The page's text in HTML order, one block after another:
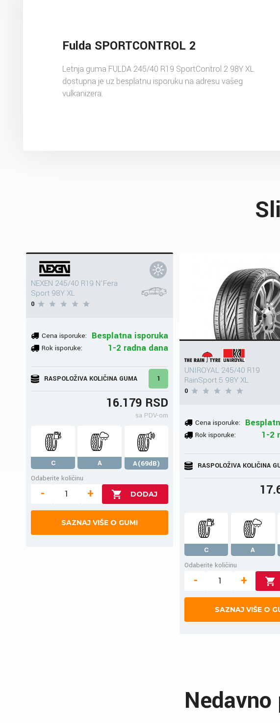
Fulda SPORTCONTROL 2
Letnja guma FULDA 245/40 R19 SportControl 2 98Y XL
dostupna je uz besplatnu isporuku na adresu vašeg
vulkanizera.
NEXEN 245/40 R19 N'Fera
Sport 98Y XL
0
Cena isporuke: Besplatna isporuka
Rok isporuke: 1-2 radna dana
RASPOLOŽIVA KOLIČINA GUMA 1
16.179 RSD
sa PDV-om
C A
A(69dB)
Odaberite količinu
- +
SAZNAJ VIŠE O GUMI
UNIROYAL 245/40 R19
RainSport 5 98Y XL
0
Cena isporuke:
Rok isporuke: 1-2
RASPOLOŽIVA KOLIČINA
C A
Odaberite količinu
- +
SAZNAJ VIŠE O